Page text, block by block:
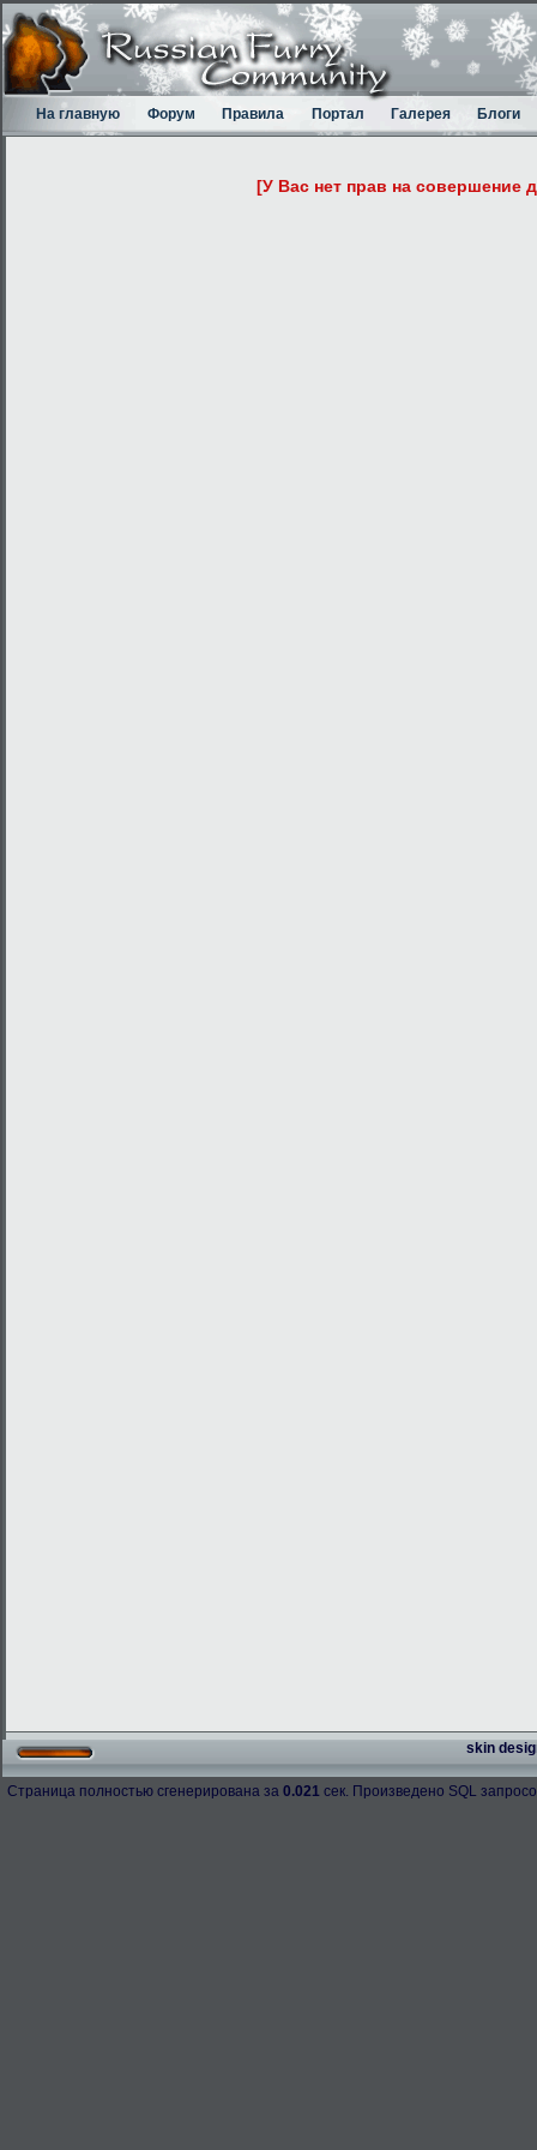
На главную Форум Правила Портал Галерея Блоги
[У Вас нет прав на совершение
skin
Страница полностью сгенерирована за 0.021 сек. Произведено SQL